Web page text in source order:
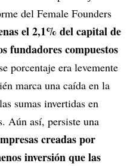
del Female Founders
el 2,1% del capital de
fundadores compuestos
porcentaje era levemente
marca una caída en la
sumas invertidas en
Aún así, persiste una
creadas por
inversión que las